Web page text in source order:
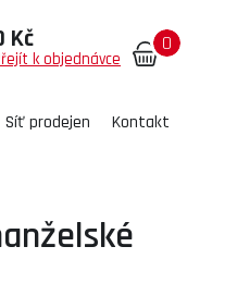
Kč
k objednávce
0
Síť prodejen Kontakt